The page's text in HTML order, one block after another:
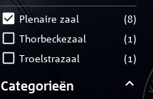
Plenaire zaal (8)
Thorbeckezaal
(1 )
Troelstrazaal
(1 )
Categorieën